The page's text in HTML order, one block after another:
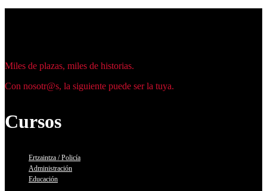
Miles de plazas, miles de historias.
Con nosotr@s, la siguiente puede ser la tuya.
Cursos
Ertzaintza / Policía
Administración
Educación